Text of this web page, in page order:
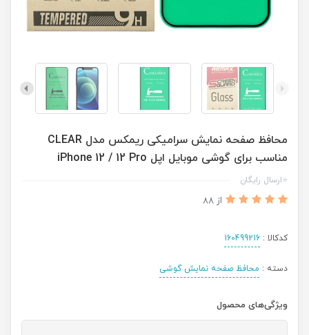
محافظ صفحه نمایش سرامیکی ریمکس مدل CLEAR
مناسب برای گوشی موبایل اپل iPhone 12 / 12 Pro
⭐ارسال رایگان
از 88
کدکالا : 160499216
دسته : محافظ صفحه نمایش گوشی
ویژگی‌های محصول